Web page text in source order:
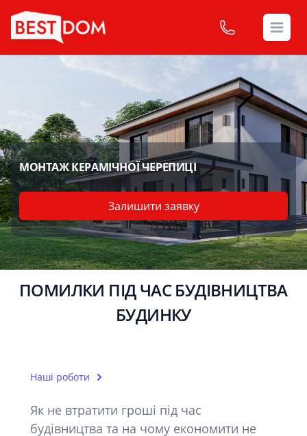
МОНТАЖ КЕРАМІЧНОЇ ЧЕРЕПИЦІ
Залишити заявку
ПОМИЛКИ ПІД ЧАС БУДІВНИЦТВА
БУДИНКУ
Наші роботи
Як не втратити гроші під час
будівництва та на чому економити не